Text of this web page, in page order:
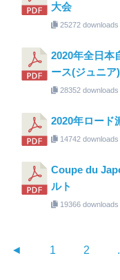
大会
25272 downloads
2020年全日本
ース(ジュニア)
28352 downloads
2020年ロード
14742 downloads
Coupe du
ルト
19366 downloads
◄ 1 2